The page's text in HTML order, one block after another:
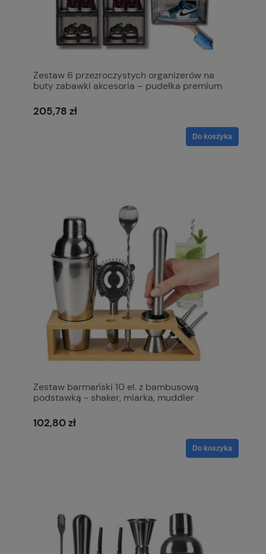
Zestaw 6 przezroczystych organizerów na
buty zabawki akcesoria – pudełka premium
205,78 zł
Do koszyka
Zestaw barmański 10 el. z bambusową
podstawką - shaker, miarka, muddler
102,80 zł
Do koszyka